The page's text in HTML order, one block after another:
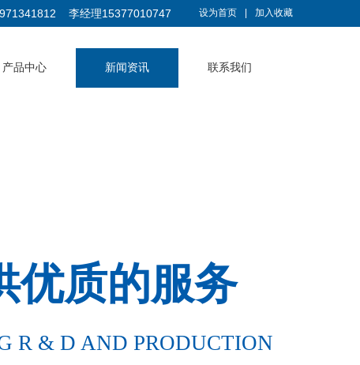
李经理15377010747 设为首页 加入收藏
产品中心 新闻资讯 联系我们
优质的服务
R & D AND PRODUCTION